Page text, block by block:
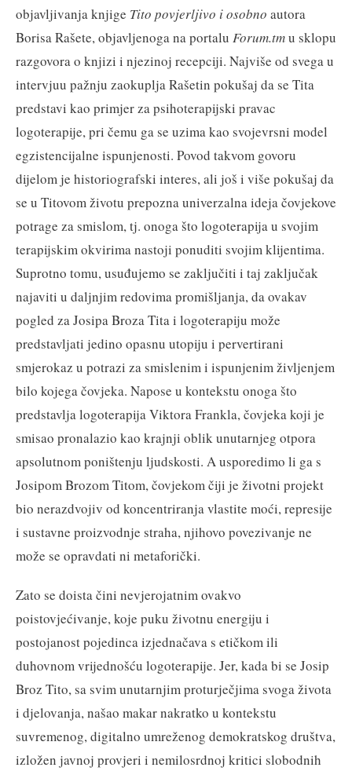
objavljivanja knjige Tito povjerljivo i osobno autora
Borisa Rašete, objavljenoga na portalu Forum.tmu sklopu
razgovora o knjizi i njezinoj recepciji. Najviše od svega u
intervjuu pažnju zaokuplja Rašetin pokušaj da se Tita
predstavi kao primjer za psihoterapijski pravac
logoterapije, pri čemu ga se uzima kao svojevrsni model
egzistencijalne ispunjenosti. Povod takvom govoru
dijelom je historiografski interes, ali još i više pokušaj da
se u Titovom životu prepozna univerzalna ideja čovjekove
potrage za smislom, tj. onoga što logoterapija u svojim
terapijskim okvirima nastoji ponuditi svojim klijentima.
Suprotno tomu, usuđujemo se zaključiti i taj zaključak
najaviti u daljnjim redovima promišljanja, da ovakav
pogled za Josipa Broza Tita i logoterapiju može
predstavljati jedino opasnu utopiju i pervertirani
smjerokaz u potrazi za smislenim i ispunjenim življenjem
bilo kojega čovjeka. Napose u kontekstu onoga što
predstavlja logoterapija Viktora Frankla, čovjeka koji je
smisao pronalazio kao krajnji oblik unutarnjeg otpora
apsolutnom poništenju ljudskosti. A usporedimo li ga s
Josipom Brozom Titom, čovjekom čiji je životni projekt
bio nerazdvojiv od koncentriranja vlastite moći, represije
i sustavne proizvodnje straha, njihovo povezivanje ne
može se opravdati ni metaforički.
Zato se doista čini nevjerojatnim ovakvo
poistovjećivanje, koje puku životnu energiju i
postojanost pojedinca izjednačava s etičkom ili
duhovnom vrijednošću logoterapije. Jer, kada bi se Josip
Broz Tito, sa svim unutarnjim proturječjima svoga života
i djelovanja, našao makar nakratko u kontekstu
suvremenog, digitalno umreženog demokratskog društva,
izložen javnoj provjeri i nemilosrdnoj kritici slobodnih